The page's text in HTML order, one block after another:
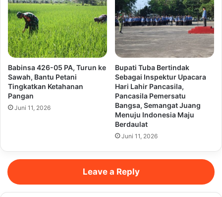
Babinsa 426-05 PA, Turun ke
Sawah, Bantu Petani
Tingkatkan Ketahanan
Pangan
Juni 11, 2026
Bupati Tuba Bertindak
Sebagai Inspektur Upacara
Hari Lahir Pancasila,
Pancasila Pemersatu
Bangsa, Semangat Juang
Menuju Indonesia Maju
Berdaulat
Juni 11, 2026
Leave a Reply